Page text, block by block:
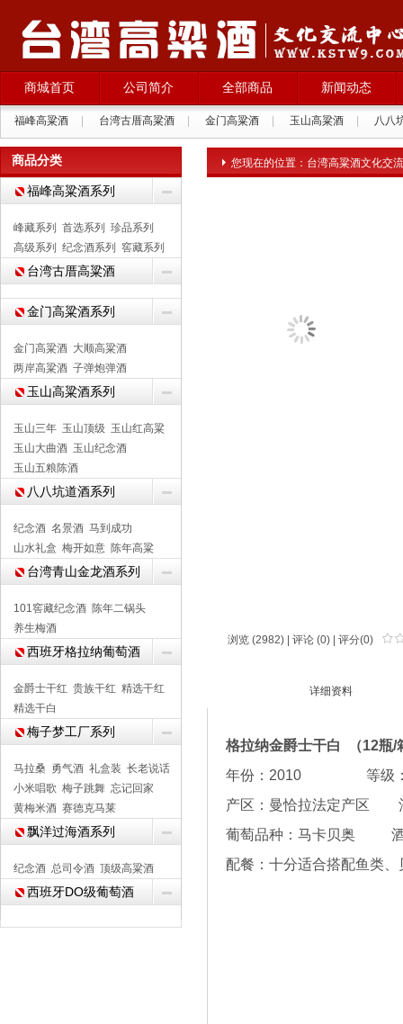
商城首页 公司简介 全部商品 新闻动态
福峰高粱酒 台湾古厝高粱酒 金门高粱酒 玉山高粱酒
八八
拉纳葡萄酒
|
商品分类
福峰高粱酒系列
峰藏系列 首选系列
珍品系列
高级系列
纪念酒系列 窖藏系列
台湾古厝高粱酒
金门高粱酒系列
金门高粱酒 大顺高粱酒
两岸高粱酒 子弹炮弹酒
玉山高粱酒系列
玉山三年 玉山顶级 玉山红高粱
玉山大曲酒 玉山纪念酒
玉山五粮陈酒
八八坑道酒系列
纪念酒 名景酒 马到成功
山水礼盒 梅开如意 陈年高粱
台湾青山金龙酒系列
101窖藏纪念酒 陈年二锅头
养生梅酒
西班牙格拉纳葡萄酒
金爵士干红 贵族干红 精选干红
精选干白
梅子梦工厂系列
马拉桑 勇气酒 礼盒装 长老说话
小米唱歌 梅子跳舞 忘记回家
黄梅米酒 赛德克马莱
飘洋过海酒系列
纪念酒 总司令酒 顶级高粱酒
西班牙DO级葡萄酒
您现在的位置： 台湾高粱酒文化交
浏览 (2982) | 评论 (0) | 评分(0)
详细资料
格拉纳金爵士干白 （12
年份：2010 等
产区：曼恰拉法定产区
葡萄品种：马卡贝奥
配餐：十分适合搭配鱼类